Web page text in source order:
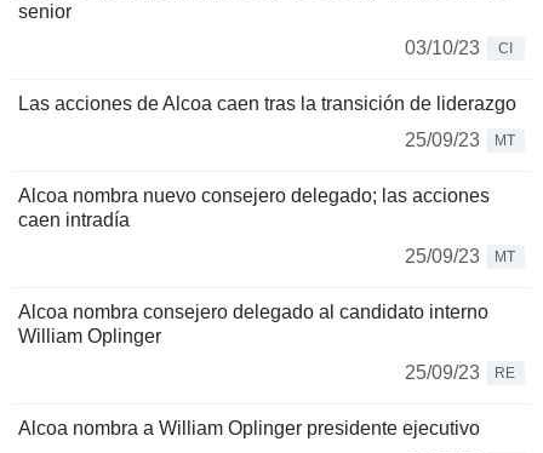
senior
03/10/23
CI
Las acciones de Alcoa caen tras la transición de liderazgo
25/09/23
MT
Alcoa nombra nuevo consejero delegado; las acciones
caen intradía
25/09/23
MT
Alcoa nombra consejero delegado al candidato interno
William Oplinger
25/09/23
RE
Alcoa nombra a William Oplinger presidente ejecutivo